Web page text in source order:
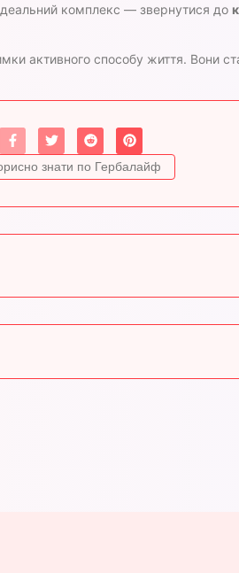
комплекс — звернутися до
активного способу життя. Вони
знати по Гербалайф